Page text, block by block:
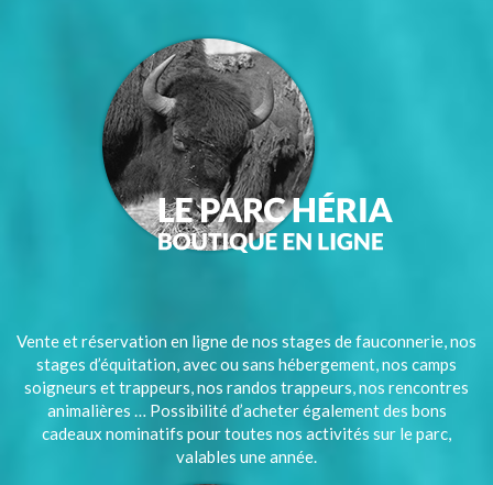
Vente et réservation en ligne de nos stages de fauconnerie, nos
stages d’équitation, avec ou sans hébergement, nos camps
soigneurs et trappeurs, nos randos trappeurs, nos rencontres
animalières … Possibilité d’acheter également des bons
cadeaux nominatifs pour toutes nos activités sur le parc,
valables une année.